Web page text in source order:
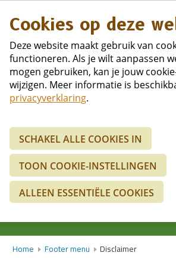
2 personen
ZOEKEN
Home Footer menu Disclaimer
Cookies op deze
Deze website maakt gebruik van
functioneren. Als je wilt aanpassen
mogen gebruiken, kan je jouw
wijzigen. Meer informatie is
privacyverklaring.
SCHAKEL ALLE COOKIES IN
TOON COOKIE-INSTELLINGEN
ALLEEN ESSENTIËLE COOKIES